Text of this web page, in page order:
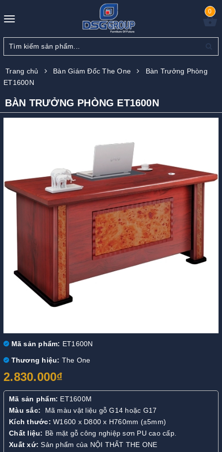
Toggle
0
Trang chủ Bàn Giám Đốc The One
Bàn Trưởng Phòng
ET1600N
BÀN TRƯỞNG PHÒNG ET1600N
Mã sản phẩm: ET1600N
Thương hiệu: The One
2.830.000₫
Mã sản phẩm: ET1600M
Màu sắc: Mã màu vật liệu gỗ G14 hoặc G17
Kích thước: W1600 x D800 x H760mm (±5mm)
Chất liệu: Bề mặt gỗ công nghiệp sơn PU cao cấp.
Xuất xứ:Sản phẩm của NỘI THẤT THE ONE